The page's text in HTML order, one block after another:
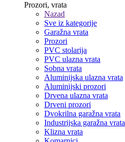
Prozori, vrata
Nazad
Sve iz kategorije
Garažna vrata
Prozori
PVC stolarija
PVC ulazna vrata
Sobna vrata
Aluminijska ulazna vrata
Aluminijski prozori
Drvena ulazna vrata
Drveni prozori
Dvokrilna garažna vrata
Industrijska garažna vrata
Klizna vrata